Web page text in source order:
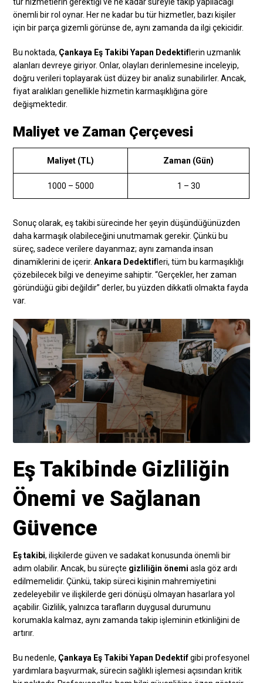
önemli bir rol oynar. Her ne kadar bu tür hizmetler, bazı kişiler
için bir parça gizemli görünse de, aynı zamanda da ilgi çekicidir.
Bu noktada, Çankaya Eş Takibi Yapan Dedektiflerin uzmanlık
alanları devreye giriyor. Onlar, olayları derinlemesine inceleyip,
doğru verileri toplayarak üst düzey bir analiz sunabilirler. Ancak,
fiyat aralıkları genellikle hizmetin karmaşıklığına göre
değişmektedir.
Maliyet ve Zaman Çerçevesi
Maliyet (TL) Zaman (Gün)
1000 – 5000 1 – 30
Sonuç olarak, eş takibi sürecinde her şeyin düşündüğünüzden
daha karmaşık olabileceğini unutmamak gerekir. Çünkü bu
süreç, sadece verilere dayanmaz; aynı zamanda insan
dinamiklerini de içerir.Ankara Dedektifleri, tüm bu karmaşıklığı
çözebilecek bilgi ve deneyime sahiptir. “Gerçekler, her zaman
göründüğü gibi değildir” derler, bu yüzden dikkatli olmakta fayda
var.
Eş Takibinde Gizliliğin
Önemi ve Sağlanan
Güvence
Eş takibi, ilişkilerde güven ve sadakat konusunda önemli bir
adım olabilir. Ancak, bu süreçte gizliliğin önemi asla göz ardı
edilmemelidir. Çünkü, takip süreci kişinin mahremiyetini
zedeleyebilir ve ilişkilerde geri dönüşü olmayan hasarlara yol
açabilir. Gizlilik, yalnızca tarafların duygusal durumunu
korumakla kalmaz, aynı zamanda takip işleminin etkinliğini de
artırır.
Bu nedenle, Çankaya Eş Takibi Yapan Dedektifgibi profesyonel
yardımlara başvurmak, sürecin sağlıklı işlemesi açısından kritik